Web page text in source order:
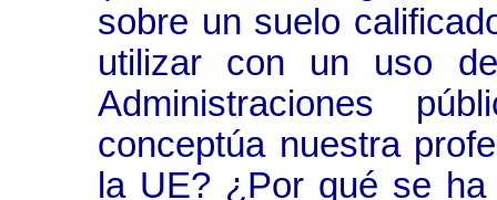
sobre un suelo
utilizar con un uso
Administraciones
conceptúa nuestra
la UE? ¿Por qué se